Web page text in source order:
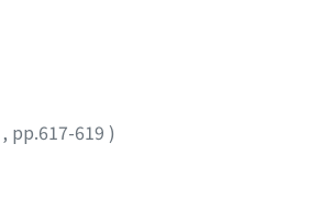
, pp.617-619 )